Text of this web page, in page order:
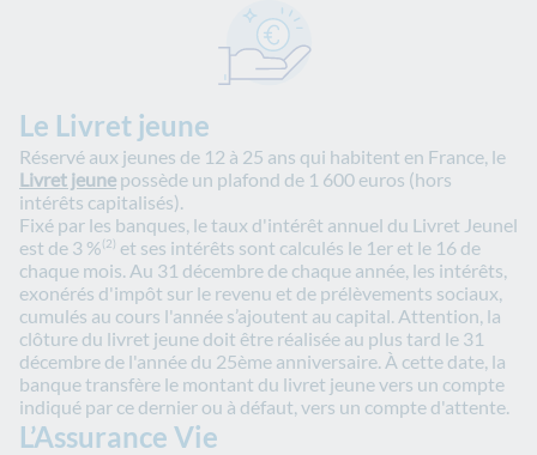
Le Livret jeune
Réservé aux jeunes de 12 à 25 ans qui habitent en France, le
Livret jeune possède un plafond de 1 600 euros (hors
intérêts capitalisés).
Fixé par les banques, le taux d'intérêt annuel du Livret Jeunel
est de 3 %(2) et ses intérêts sont calculés le 1er et le 16 de
chaque mois. Au 31 décembre de chaque année, les intérêts,
exonérés d'impôt sur le revenu et de prélèvements sociaux,
cumulés au cours l'année s’ajoutent au capital. Attention, la
clôture du livret jeune doit être réalisée au plus tard le 31
décembre de l'année du 25ème anniversaire. À cette date, la
banque transfère le montant du livret jeune vers un compte
indiqué par ce dernier ou à défaut, vers un compte d'attente.
L’Assurance Vie